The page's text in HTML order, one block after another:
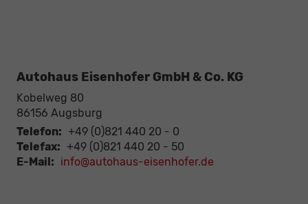
Autohaus Eisenhofer GmbH & Co. KG
Kobelweg 80
86156 Augsburg
Telefon: +49 (0)821 440 20 - 0
Telefax: +49 (0)821 440 20 - 50
E-Mail: info@autohaus-eisenhofer.de